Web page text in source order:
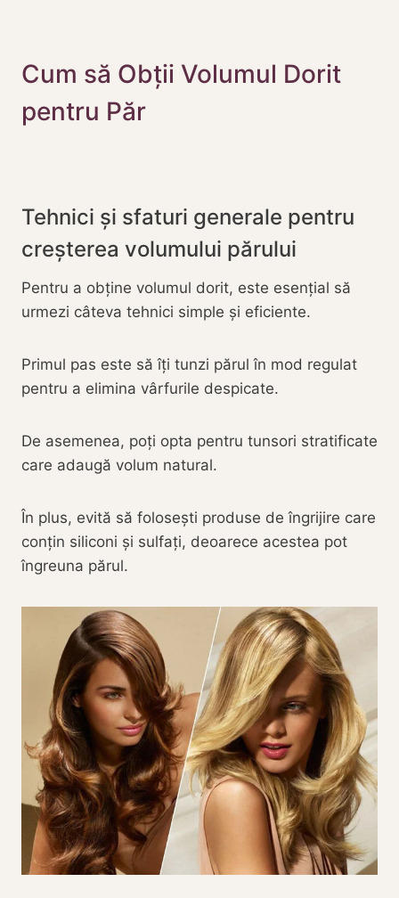
Cum să Obții Volumul Dorit
pentru Păr
Tehnici și sfaturi generale pentru
creșterea volumului părului
Pentru a obține volumul dorit, este esențial să
urmezi câteva tehnici simple și eficiente.
Primul pas este să îți tunzi părul în mod regulat
pentru a elimina vârfurile despicate.
De asemenea, poți opta pentru tunsori stratificate
care adaugă volum natural.
În plus, evită să folosești produse de îngrijire care
conțin siliconi și sulfați, deoarece acestea pot
îngreuna părul.